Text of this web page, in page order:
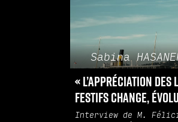
Sabina
« L’appréciation
festifs change,
Interview de M.